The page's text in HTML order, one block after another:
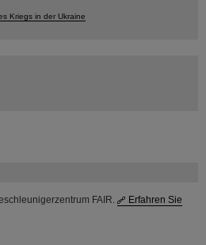
FAIR.
Erfahren Sie
Kriegs in der Ukraine